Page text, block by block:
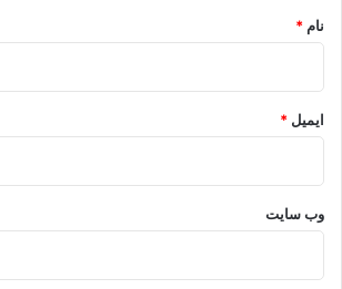
نام *
ایمیل *
وب‌ سایت